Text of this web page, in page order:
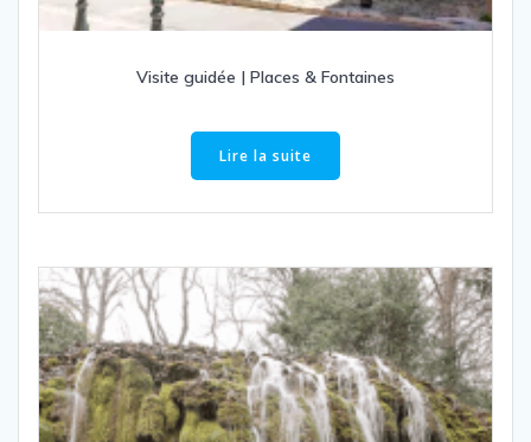
Visite guidée | Places & Fontaines
Lire la suite